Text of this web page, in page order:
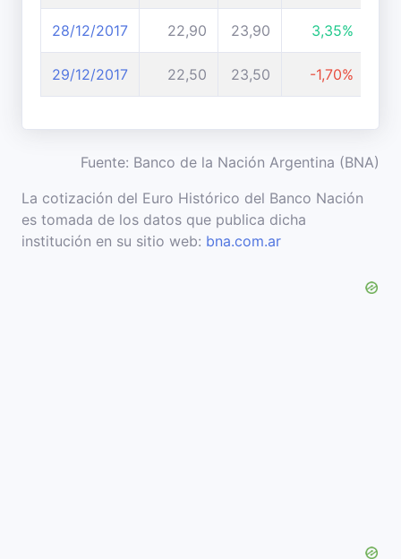
28/12/2017 22,90 23,90 3,35%
29/12/2017 22,50 23,50 -1,70%
Fuente: Banco de la Nación Argentina (BNA)
La cotización del Euro Histórico del Banco Nación
es tomada de los datos que publica dicha
institución en su sitio web: bna.com.ar